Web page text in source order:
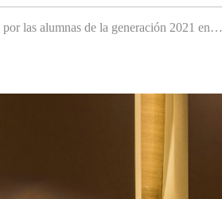
las alumnas de la generación 2021 en…